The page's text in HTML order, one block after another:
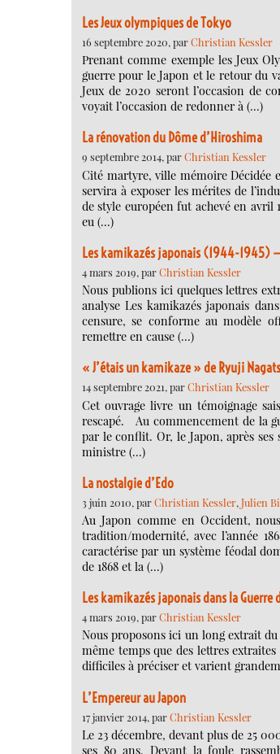
Les Jeux olympiques de Tokyo
16 septembre 2020, parChristian Kessler
Prenant comme exemple les Jeux
guerre pour le Japon et le retour du
Jeux de 2020 seront l’occasion de
voyait l’occasion de redonner à (…)
La rénovation du Dôme d’Hiroshima
9 septembre 2014, parChristian Kessler
Cité martyre, ville mémoire Décidée
servira à exposer les mérites de
de style européen fut achevé en avril
eu (…)
Les kamikazés japonais (1944-1945)
4 mars 2019, parChristian Kessler
Nous publions ici quelques lettres
analyse Les kamikazés japonais
censure, se conforme au modèle
remettre en cause (…)
« J’étais un kamikaze » de Ryuji
14 septembre 2021, parChristian Kessler
Cet ouvrage livre un témoignage
rescapé. Au commencement de la
par le conflit. Or, le Japon, après
ministre (…)
La nostalgie d’Edo
3 juin 2010, parChristian Kessler, Julien
Au Japon comme en Occident,
tradition/modernité, avec l’année
caractérise par un système féodal
de 1868 et la (…)
Les kamikazés japonais dans la
4 mars 2019, parChristian Kessler
Nous proposons ici un long extrait
même temps que des lettres
difficiles à préciser et varient
L’Empereur au Japon
17 janvier 2014, parChristian Kessler
Le 23 décembre, devant plus de 25
ses 80 ans. Devant la foule